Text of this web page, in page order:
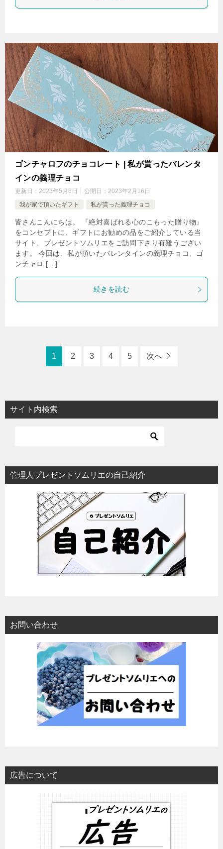
ゴンチャロフのチョコレート | 私が貰ったバレンタ
インの義理チョコ
更新日： 2023年5月6日 公開日： 2023年2月16日
我が家で頂いたギフト
私が貰った義理チョコ
皆さんこんにちは。 『絶対喜ばれる心のこもった贈り物』
をコンセプトに、ギフトにお勧めの品をご紹介している当
サイト、プレゼントソムリエをご訪問下さり有難うござい
ます。 今回は、私が頂いたバレンタインの義理チョコ、ゴ
ンチャロ […]
続きを読む
1 2 3 4 5 次へ
サイト内検索
管理人プレゼントソムリエの自己紹介
お問い合わせ
広告について